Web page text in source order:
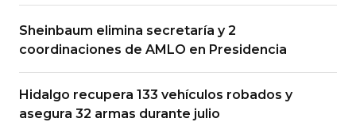
Sheinbaum elimina secretaría y 2
coordinaciones de AMLO en Presidencia
Hidalgo recupera 133 vehículos robados y
asegura 32 armas durante julio